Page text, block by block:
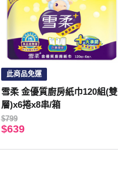
此商品免運
雪柔 金優質廚房紙巾120組(雙
層)x6捲x8串/箱
$799
$639